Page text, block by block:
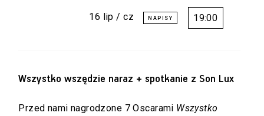
16 lip / cz 19:00
Wszystko wszędzie naraz + spotkanie z Son Lux
Przed nami nagrodzone 7 Oscarami Wszystko